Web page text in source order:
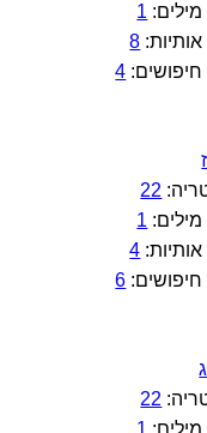
1
8
4
22
1
4
6
22
1